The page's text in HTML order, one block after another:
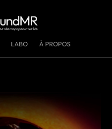
LABO À PROPOS